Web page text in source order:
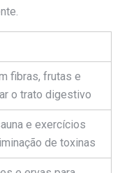
fibras, frutas e
o trato digestivo
e exercícios
de toxinas